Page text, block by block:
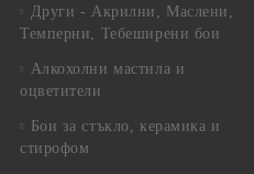
Други - Акрилни, Маслени,
Темперни, Тебеширени бои
Алкохолни мастила и
оцветители
Бои за стъкло, керамика и
стирофом